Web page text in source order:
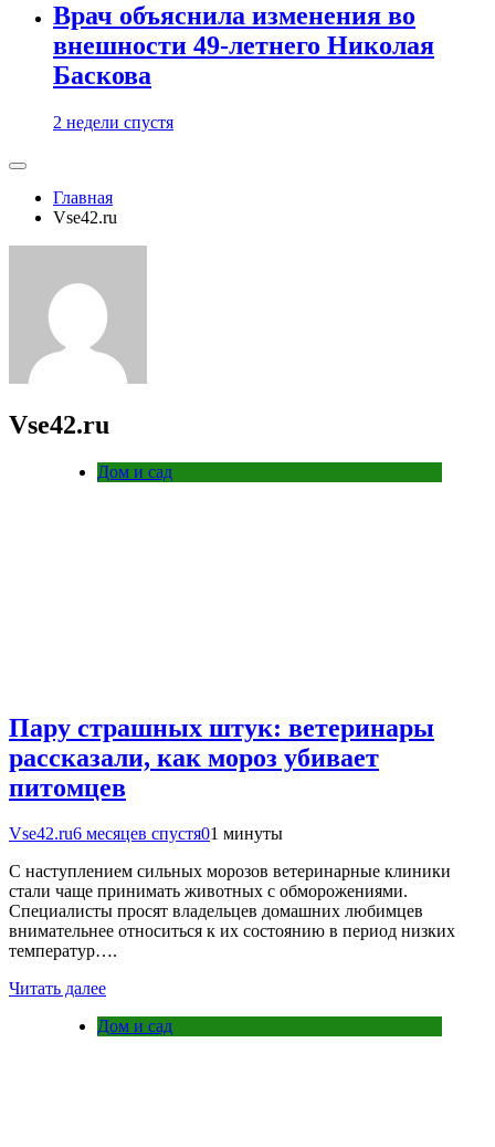
Врач объяснила изменения во
внешности 49-летнего Николая
Баскова
2 недели спустя
Главная
Vse42.ru
Vse42.ru
Дом и сад
Пару страшных штук: ветеринары
рассказали, как мороз убивает
питомцев
Vse42.ru6 месяцев спустя01 минуты
С наступлением сильных морозов ветеринарные клиники
стали чаще принимать животных с обморожениями.
Специалисты просят владельцев домашних любимцев
внимательнее относиться к их состоянию в период низких
температур….
Читать далее
Дом и сад